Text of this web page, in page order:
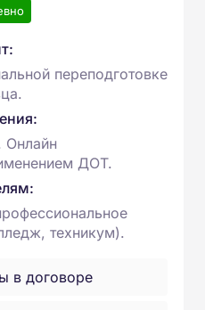
переподготовке
Онлайн
ДОТ.
техникум).
в договоре